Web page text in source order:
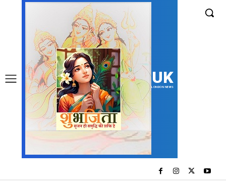
UK
LONDON NEWS